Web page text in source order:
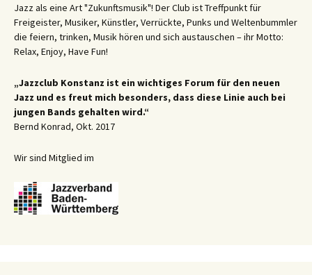
Jazz als eine Art "Zukunftsmusik"! Der Club ist Treffpunkt für
Freigeister, Musiker, Künstler, Verrückte, Punks und Weltenbummler
die feiern, trinken, Musik hören und sich austauschen – ihr Motto:
Relax, Enjoy, Have Fun!
„Jazzclub Konstanz ist ein wichtiges Forum für den neuen
Jazz und es freut mich besonders, dass diese Linie auch bei
jungen Bands gehalten wird.“
Bernd Konrad, Okt. 2017
Wir sind Mitglied im